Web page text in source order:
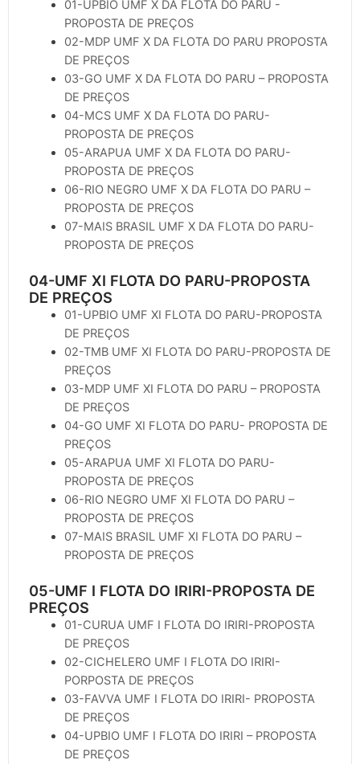
01-UPBIO UMF X DA FLOTA DO PARU -
PROPOSTA DE PREÇOS
02-MDP UMF X DA FLOTA DO PARU PROPOSTA
DE PREÇOS
03-GO UMF X DA FLOTA DO PARU – PROPOSTA
DE PREÇOS
04-MCS UMF X DA FLOTA DO PARU-
PROPOSTA DE PREÇOS
05-ARAPUA UMF X DA FLOTA DO PARU-
PROPOSTA DE PREÇOS
06-RIO NEGRO UMF X DA FLOTA DO PARU –
PROPOSTA DE PREÇOS
07-MAIS BRASIL UMF X DA FLOTA DO PARU-
PROPOSTA DE PREÇOS
04-UMF XI FLOTA DO PARU-PROPOSTA
DE PREÇOS
01-UPBIO UMF XI FLOTA DO PARU-PROPOSTA
DE PREÇOS
02-TMB UMF XI FLOTA DO PARU-PROPOSTA DE
PREÇOS
03-MDP UMF XI FLOTA DO PARU – PROPOSTA
DE PREÇOS
04-GO UMF XI FLOTA DO PARU- PROPOSTA DE
PREÇOS
05-ARAPUA UMF XI FLOTA DO PARU-
PROPOSTA DE PREÇOS
06-RIO NEGRO UMF XI FLOTA DO PARU –
PROPOSTA DE PREÇOS
07-MAIS BRASIL UMF XI FLOTA DO PARU –
PROPOSTA DE PREÇOS
05-UMF I FLOTA DO IRIRI-PROPOSTA DE
PREÇOS
01-CURUA UMF I FLOTA DO IRIRI-PROPOSTA
DE PREÇOS
02-CICHELERO UMF I FLOTA DO IRIRI-
PORPOSTA DE PREÇOS
03-FAVVA UMF I FLOTA DO IRIRI- PROPOSTA
DE PREÇOS
04-UPBIO UMF I FLOTA DO IRIRI – PROPOSTA
DE PREÇOS